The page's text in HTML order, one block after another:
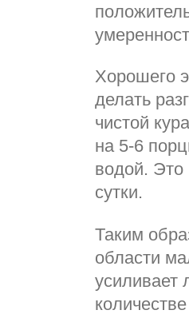
Хорошего
делать
чистой
на 5-6
водой. Это
сутки.
Таким
области
усиливает